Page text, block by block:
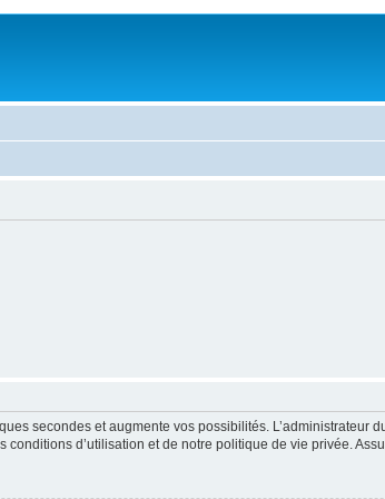
secondes et augmente vos possibilités.
d’utilisation et de notre politique de vie privée.